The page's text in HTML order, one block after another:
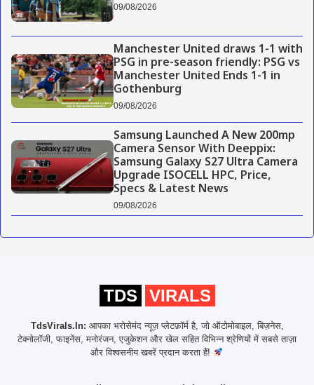
09/08/2026
Manchester United draws 1-1 with
PSG in pre-season friendly: PSG vs
Manchester United Ends 1-1 in
Gothenburg
09/08/2026
Samsung Launched A New 200mp
Camera Sensor With Deeppix:
Samsung Galaxy S27 Ultra Camera
Upgrade ISOCELL HPC, Price,
Specs & Latest News
09/08/2026
TDS VIRALS
TdsVirals.In: आपका भरोसेमंद न्यूज़ प्लेटफ़ॉर्म है, जो ऑटोमोबाइल, बिज़नेस,
टेक्नोलॉजी, फाइनेंस, मनोरंजन, एजुकेशन और खेल सहित विभिन्न श्रेणियों में सबसे ताज़ा
और विश्वसनीय खबरें प्रदान करता हैं!